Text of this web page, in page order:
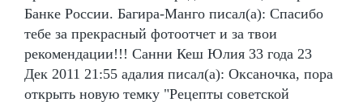
Банке России. Багира-Манго писал(а): Спасибо
тебе за прекрасный фотоотчет и за твои
рекомендации!!! Санни Кеш Юлия 33 года 23
Дек 2011 21:55 адалия писал(а): Оксаночка, пора
открыть новую темку "Рецепты советской